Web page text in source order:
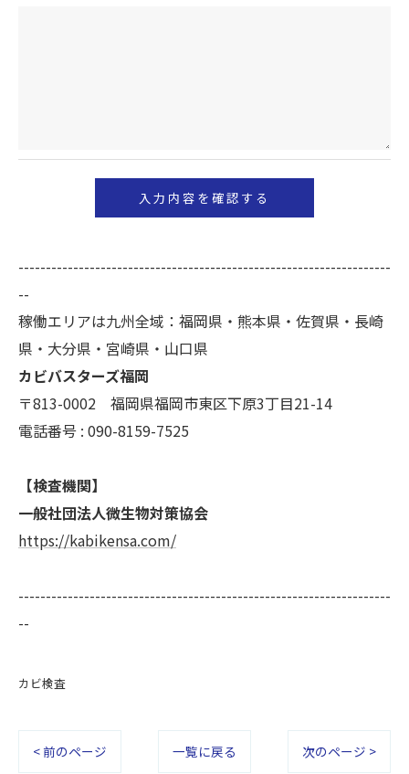
当社では、お客様の個人情報の開示･訂正･削除・利
個人情報の開示･訂正･削除・利用停止の具体的手続
きにつきましては、お電話でお問合せ下さい。
--------------------------------------------------------------------
--
稼働エリアは九州全域：福岡県・熊本県・佐賀県・長崎
県・大分県・宮崎県・山口県
カビバスターズ福岡
〒813-0002 福岡県福岡市東区下原3丁目21-14
電話番号 : 090-8159-7525
【検査機関】
一般社団法人微生物対策協会
https://kabikensa.com/
--------------------------------------------------------------------
--
カビ検査
< 前のページ 一覧に戻る 次のページ >